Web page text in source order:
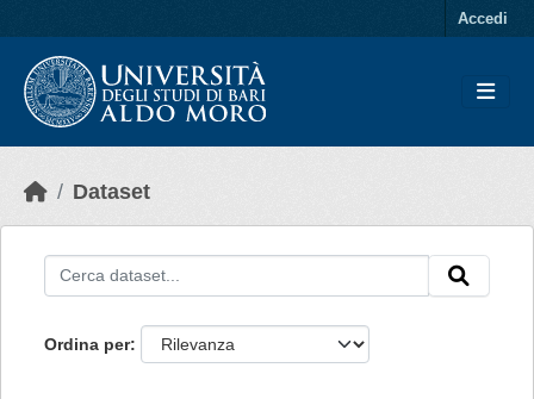
Accedi
Dataset
Ordina per